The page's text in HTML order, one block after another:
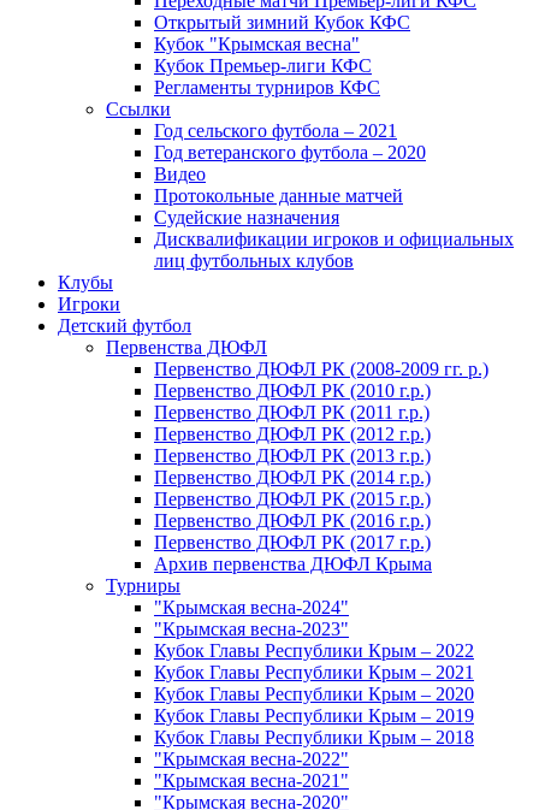
Открытый зимний Кубок КФС
Кубок "Крымская весна"
Кубок Премьер-лиги КФС
Регламенты турниров КФС
Ссылки
Год сельского футбола – 2021
Год ветеранского футбола – 2020
Видео
Протокольные данные матчей
Судейские назначения
Дисквалификации игроков и официальных
лиц футбольных клубов
Клубы
Игроки
Детский футбол
Первенства ДЮФЛ
Первенство ДЮФЛ РК (2008-2009 гг. р.)
Первенство ДЮФЛ РК (2010 г.р.)
Первенство ДЮФЛ РК (2011 г.р.)
Первенство ДЮФЛ РК (2012 г.р.)
Первенство ДЮФЛ РК (2013 г.р.)
Первенство ДЮФЛ РК (2014 г.р.)
Первенство ДЮФЛ РК (2015 г.р.)
Первенство ДЮФЛ РК (2016 г.р.)
Первенство ДЮФЛ РК (2017 г.р.)
Архив первенства ДЮФЛ Крыма
Турниры
"Крымская весна-2024"
"Крымская весна-2023"
Кубок Главы Республики Крым – 2022
Кубок Главы Республики Крым – 2021
Кубок Главы Республики Крым – 2020
Кубок Главы Республики Крым – 2019
Кубок Главы Республики Крым – 2018
"Крымская весна-2022"
"Крымская весна-2021"
"Крымская весна-2020"